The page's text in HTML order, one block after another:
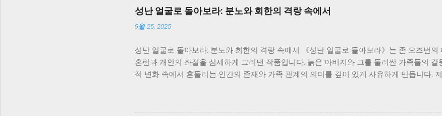
지를 보여줍니다. 그녀의 삶은 마치 끊임없이 흐르는 강물처럼, 때로는 잔잔하게, 때로는 격
삶을 따라가면서, 역사의 흐름 속에서 개인의 삶이 얼마나 쉽게 휘둘릴 수 있는지, 그리고 그
존과 번영에 대한 강한 의지를 느낄 수 있었습니다. 소설 속 인물들은 저마다의 고유한 개성
과 모순을 보여주는 단면이기도 합니다. 특히, 봉수와 서희의 관계는 시대적 배경과 맞물려
니다. 봉수와 서희의 사랑은 시대의 아픔과 희생을 담고 있으며, 그들의 관계를 통해 저는 사
를 다시 한번 생각해 보게 되었습니다. 그들의 삶은 비극적인 결말을 맞지만, 그들의 삶은 희
성난 얼굴로 돌아보라: 분노와 회한의 격랑 속에서
9월 25, 2025
성난 얼굴로 돌아보라: 분노와 회한의 격랑 속에서 《성난 얼굴로 돌아보라》는 존 오즈번의
혼란과 개인의 좌절을 섬세하게 그려낸 작품입니다. 늙은 아버지와 그를 둘러싼 가족들의 갈
적 변화 속에서 흔들리는 인간의 존재와 가족 관계의 의미를 깊이 있게 사유하게 만듭니다.
터는 전쟁 후 삶의 낙오자로 전락한 인물입니다. 그는 젊은 시절의 꿈과 열정을 잃어버리고,
달립니다. 아버지와의 관계는 그러한 그의 내면 갈등을 더욱 증폭시키는 촉매제가 됩니다.